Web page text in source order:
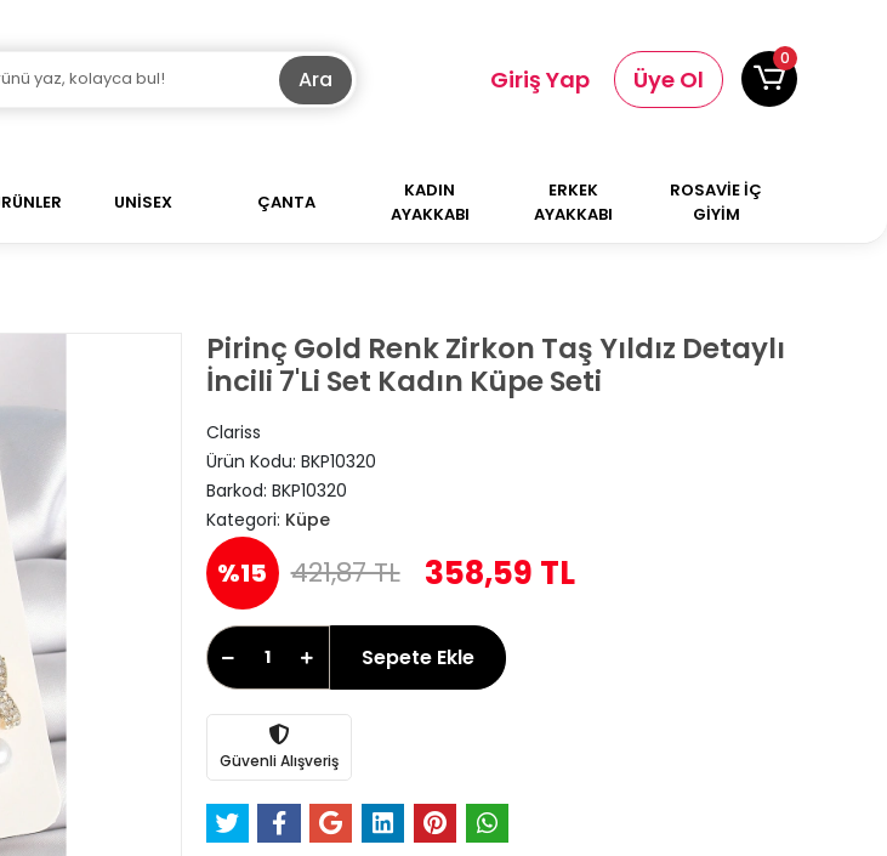
Ara Giriş Yap Üye Ol
0
UNİSEX ÇANTA
KADIN
AYAKKABI
ERKEK
AYAKKABI
ROSAVİE İÇ
GİYİM
Pirinç Gold Renk Zirkon Taş Yıldız Detaylı
İncili 7'Li Set Kadın Küpe Seti
Clariss
Ürün Kodu: BKP10320
Barkod: BKP10320
Kategori: Küpe
%15 421,87 TL 358,59 TL
Sepete Ekle
Güvenli Alışveriş